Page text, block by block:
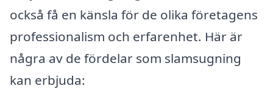
också få en känsla för de olika företagens
professionalism och erfarenhet. Här är
några av de fördelar som slamsugning
kan erbjuda: